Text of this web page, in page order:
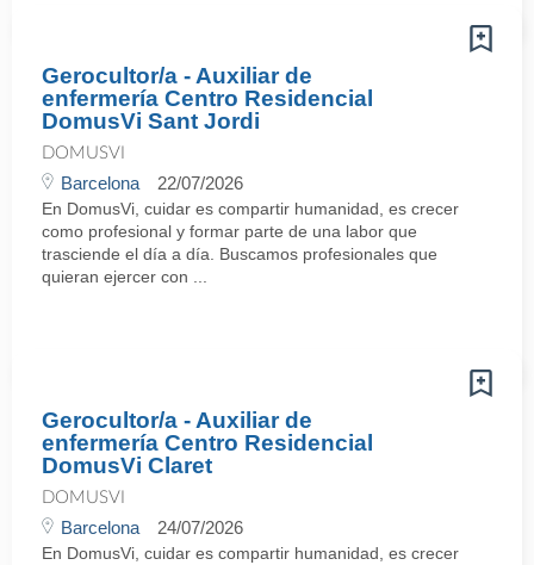
Gerocultor/a - Auxiliar de
enfermería Centro Residencial
DomusVi Sant Jordi
DOMUSVI
Barcelona 22/07/2026
En DomusVi, cuidar es compartir humanidad, es crecer
como profesional y formar parte de una labor que
trasciende el día a día. Buscamos profesionales que
quieran ejercer con ...
Gerocultor/a - Auxiliar de
enfermería Centro Residencial
DomusVi Claret
DOMUSVI
Barcelona 24/07/2026
En DomusVi, cuidar es compartir humanidad, es crecer